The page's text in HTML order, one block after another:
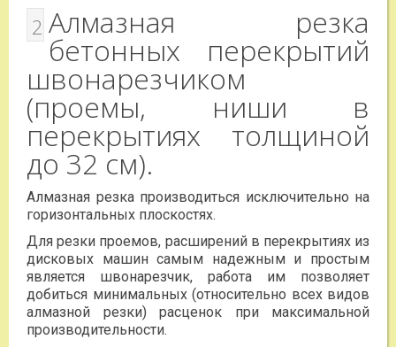
2 Алмазная резка
бетонных перекрытий
швонарезчиком
(проемы, ниши в
перекрытиях толщиной
до 32 см).
Алмазная резка производиться исключительно на
горизонтальных плоскостях.
Для резки проемов, расширений в перекрытиях из
дисковых машин самым надежным и простым
является швонарезчик, работа им позволяет
добиться минимальных (относительно всех видов
алмазной резки) расценок при максимальной
производительности.